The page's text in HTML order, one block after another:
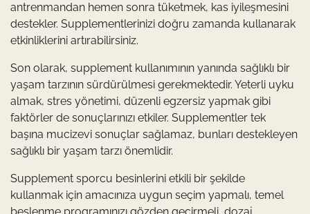
antrenmandan hemen sonra tüketmek, kas iyileşmesini
destekler. Supplementlerinizi doğru zamanda kullanarak
etkinliklerini artırabilirsiniz.
Son olarak, supplement kullanımının yanında sağlıklı bir
yaşam tarzının sürdürülmesi gerekmektedir. Yeterli uyku
almak, stres yönetimi, düzenli egzersiz yapmak gibi
faktörler de sonuçlarınızı etkiler. Supplementler tek
başına mucizevi sonuçlar sağlamaz, bunları destekleyen
sağlıklı bir yaşam tarzı önemlidir.
Supplement sporcu besinlerini etkili bir şekilde
kullanmak için amacınıza uygun seçim yapmalı, temel